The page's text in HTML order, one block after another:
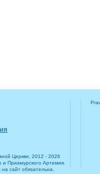
Церкви, 2012 - 2026
Приамурского Артемия.
сайт обязательна.